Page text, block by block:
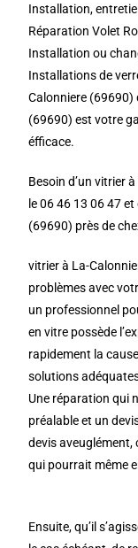
Installation,
Réparation Volet
Installation ou
Installations de
Calonniere (69690)
(69690) est votre
éfficace.
Besoin d’un vitrier
le 06 46 13 06 47
(69690) près de
vitrier à La-
problèmes avec
un professionnel
en vitre possède
rapidement la
solutions
Une réparation qui
préalable et un
devis
qui pourrait même
Ensuite, qu’il